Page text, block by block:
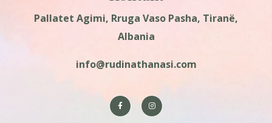
Pallatet Agimi, Rruga Vaso Pasha, Tiranë,
Albania
info@rudinathanasi.com